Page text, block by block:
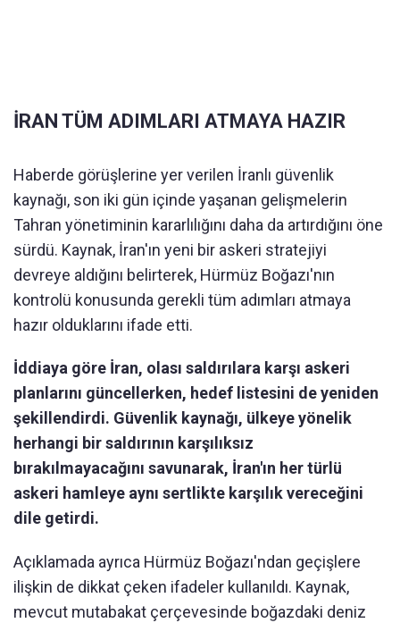
İRAN TÜM ADIMLARI ATMAYA HAZIR
Haberde görüşlerine yer verilen İranlı güvenlik
kaynağı, son iki gün içinde yaşanan gelişmelerin
Tahran yönetiminin kararlılığını daha da artırdığını öne
sürdü. Kaynak, İran'ın yeni bir askeri stratejiyi
devreye aldığını belirterek, Hürmüz Boğazı'nın
kontrolü konusunda gerekli tüm adımları atmaya
hazır olduklarını ifade etti.
İddiaya göre İran, olası saldırılara karşı askeri
planlarını güncellerken, hedef listesini de yeniden
şekillendirdi. Güvenlik kaynağı, ülkeye yönelik
herhangi bir saldırının karşılıksız
bırakılmayacağını savunarak, İran'ın her türlü
askeri hamleye aynı sertlikte karşılık vereceğini
dile getirdi.
Açıklamada ayrıca Hürmüz Boğazı'ndan geçişlere
ilişkin de dikkat çeken ifadeler kullanıldı. Kaynak,
mevcut mutabakat çerçevesinde boğazdaki deniz